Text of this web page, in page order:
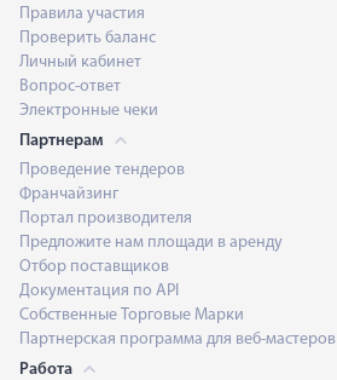
Правила участия
Проверить баланс
Личный кабинет
Вопрос-ответ
Электронные чеки
Партнерам
Проведение тендеров
Франчайзинг
Портал производителя
Предложите нам площади в аренду
Отбор поставщиков
Документация по API
Собственные Торговые Марки
Партнерская программа для веб-мастеров
Работа